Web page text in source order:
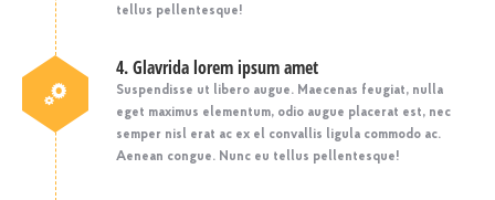
tellus pellentesque!
4. Glavrida lorem ipsum amet
Suspendisse ut libero augue. Maecenas feugiat, nulla
eget maximus elementum, odio augue placerat est, nec
semper nisl erat ac ex el convallis ligula commodo ac.
Aenean congue. Nunc eu tellus pellentesque!